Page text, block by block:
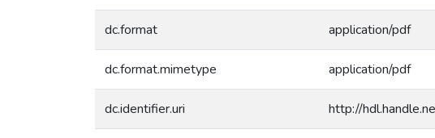
dc.format application/pdf
dc.format.mimetype application/pdf
dc.identifier.uri http://